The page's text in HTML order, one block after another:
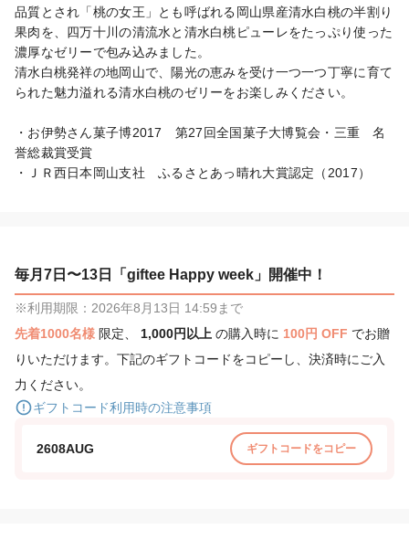
品質とされ「桃の女王」とも呼ばれる岡山県産清水白桃の半割り
果肉を、四万十川の清流水と清水白桃ピューレをたっぷり使った
濃厚なゼリーで包み込みました。
清水白桃発祥の地岡山で、陽光の恵みを受け一つ一つ丁寧に育て
られた魅力溢れる清水白桃のゼリーをお楽しみください。
・お伊勢さん菓子博2017　第27回全国菓子大博覧会・三重　名
誉総裁賞受賞
・ＪＲ西日本岡山支社　ふるさとあっ晴れ大賞認定（2017）
毎月7日〜13日「giftee Happy week」開催中！
※利用期限：2026年8月13日 14:59まで
先着1000名様 限定、 1,000円以上 の購入時に 100円 OFF でお贈
りいただけます。下記のギフトコードをコピーし、決済時にご入
力ください。
ギフトコード利用時の注意事項
2608AUG ギフトコードをコピー